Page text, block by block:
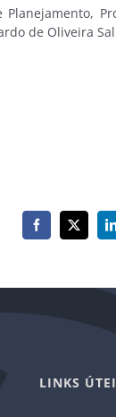
de Oliveira
Facebook
X
LINKS